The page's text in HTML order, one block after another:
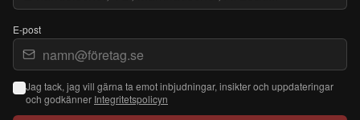
E-post
Jag tack, jag vill gärna ta emot inbjudningar, insikter och uppdateringar
och godkänner Integritetspolicyn